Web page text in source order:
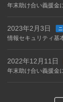
年末助け合い義援金
2023年2月3日
情報セキュリティ基
2022年12月11日
年末助け合い義援金